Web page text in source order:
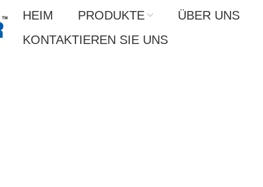
HEIM PRODUKTE ÜBER UNS
KONTAKTIEREN SIE UNS